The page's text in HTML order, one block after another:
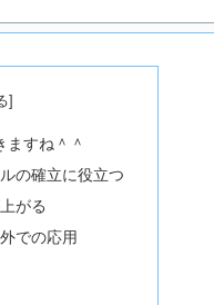
ますね＾＾
の確立に役立つ
がる
での応用